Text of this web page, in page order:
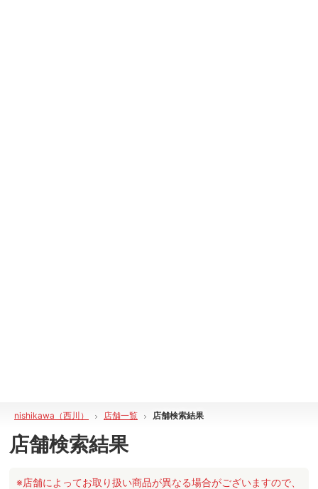
nishikawa（西川） 店舗一覧 店舗検索結果
店舗検索結果
※店舗によってお取り扱い商品が異なる場合がございますので、